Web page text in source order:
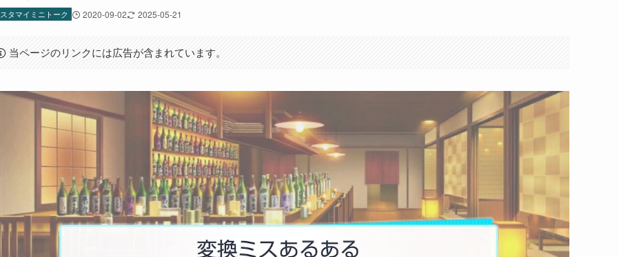
スタマイミニトーク 2020-09-02 2025-05-21
当ページのリンクには広告が含まれています。